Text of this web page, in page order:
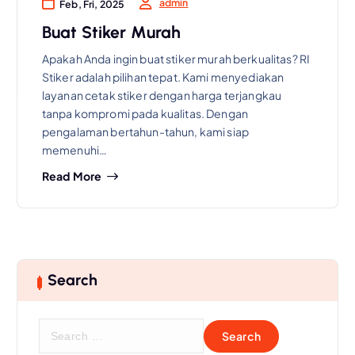
Feb, Fri, 2025 admin
Buat Stiker Murah
Apakah Anda ingin buat stiker murah berkualitas? RI
Stiker adalah pilihan tepat. Kami menyediakan
layanan cetak stiker dengan harga terjangkau
tanpa kompromi pada kualitas. Dengan
pengalaman bertahun-tahun, kami siap
memenuhi…
Read More
Search